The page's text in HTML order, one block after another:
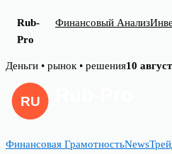
Rub-
Pro
Финансовый Анализ
Skip
content
Деньги • рынок • решения10
Финансовая ГрамотностьNews